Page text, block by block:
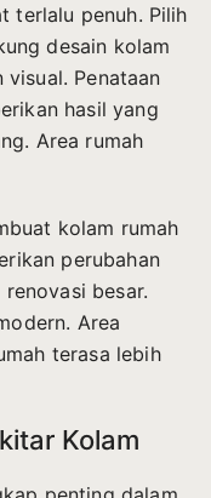
terlalu penuh. Pilih
desain kolam
Penataan
hasil yang
Area rumah
kolam rumah
perubahan
besar.
Area
terasa lebih
Kolam